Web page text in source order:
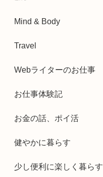
Mind & Body
Travel
Webライターのお仕事
お仕事体験記
お金の話、ポイ活
健やかに暮らす
少し便利に楽しく暮らす